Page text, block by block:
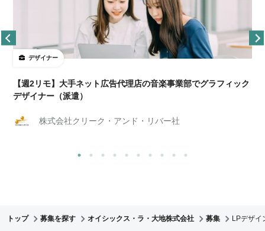
デザイナー
【週2リモ】大手ネット広告代理店の音楽事業部でグラフィック
デザイナー（派遣）
株式会社クリーク・アンド・リバー社
トップ 募集を探す オイシックス・ラ・大地株式会社 募集 LPデザイ